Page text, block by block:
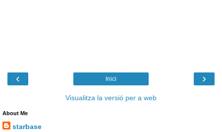
‹ ›
Inici
Visualitza la versió per a web
About Me
starbase